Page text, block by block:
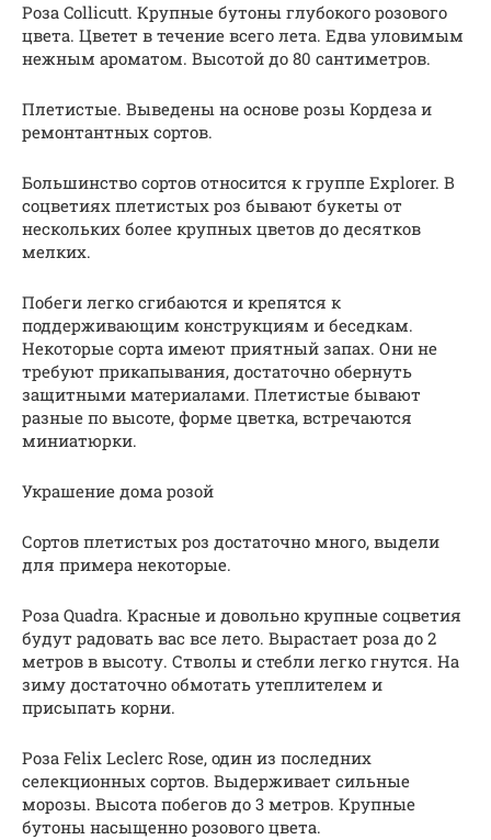
Роза Collicutt. Крупные бутоны глубокого розового
цвета. Цветет в течение всего лета. Едва уловимым
нежным ароматом. Высотой до 80 сантиметров.
Плетистые. Выведены на основе розы Кордеза и
ремонтантных сортов.
Большинство сортов относится к группе Explorer. В
соцветиях плетистых роз бывают букеты от
нескольких более крупных цветов до десятков
мелких.
Побеги легко сгибаются и крепятся к
поддерживающим конструкциям и беседкам.
Некоторые сорта имеют приятный запах. Они не
требуют прикапывания, достаточно обернуть
защитными материалами. Плетистые бывают
разные по высоте, форме цветка, встречаются
миниатюрки.
Украшение дома розой
Сортов плетистых роз достаточно много, выдели
для примера некоторые.
Роза Quadra. Красные и довольно крупные соцветия
будут радовать вас все лето. Вырастает роза до 2
метров в высоту. Стволы и стебли легко гнутся. На
зиму достаточно обмотать утеплителем и
присыпать корни.
Роза Felix Leclerc Rose, один из последних
селекционных сортов. Выдерживает сильные
морозы. Высота побегов до 3 метров. Крупные
бутоны насыщенно розового цвета.